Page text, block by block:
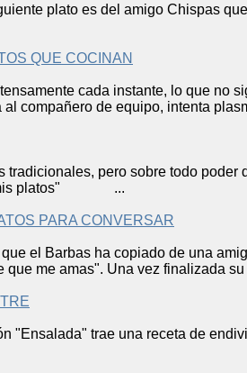
es del amigo Chispas que
QUE COCINAN
cada instante, lo que no
compañero de equipo, intenta
tradicionales, pero sobre todo poder
mis platos" ...
PARA CONVERSAR
que el Barbas ha copiado de una
me amas". Una vez finalizada
trae una receta de